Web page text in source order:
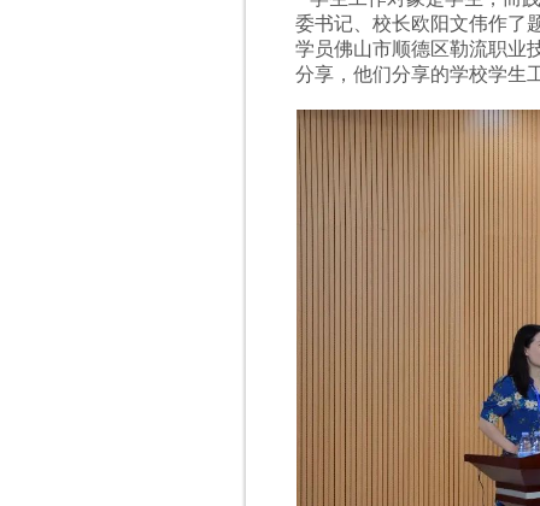
委书记、校长欧阳文伟作了
学员佛山市顺德区勒流职业
分享，他们分享的学校学生